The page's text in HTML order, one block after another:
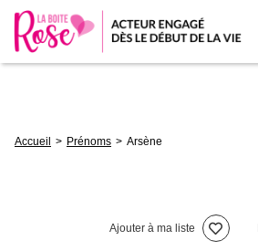
d'Ariane
Accueil Prénoms Arsène
Ajouter à ma liste